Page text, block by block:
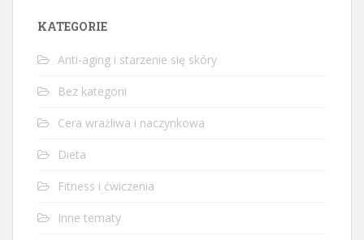
KATEGORIE
Anti-aging i starzenie się skóry
Bez kategorii
Cera wrażliwa i naczynkowa
Dieta
Fitness i ćwiczenia
Inne tematy